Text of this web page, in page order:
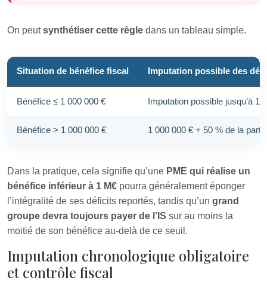
On peutsynthétiser cette règle dans un tableau simple.
Situation de bénéfice fiscal Imputation possible des
Bénéfice ≤ 1 000 000 € Imputation possible jusqu’à
Bénéfice > 1 000 000 € 1 000 000 € + 50 % de la part
Dans la pratique, cela signifie qu’une PME qui réalise un
bénéfice inférieur à 1 M€ pourra généralement éponger
l’intégralité de ses déficits reportés, tandis qu’un grand
groupe devra toujours payer de l’IS sur au moins la
moitié de son bénéfice au‑delà de ce seuil.
Imputation chronologique obligatoire
et contrôle fiscal